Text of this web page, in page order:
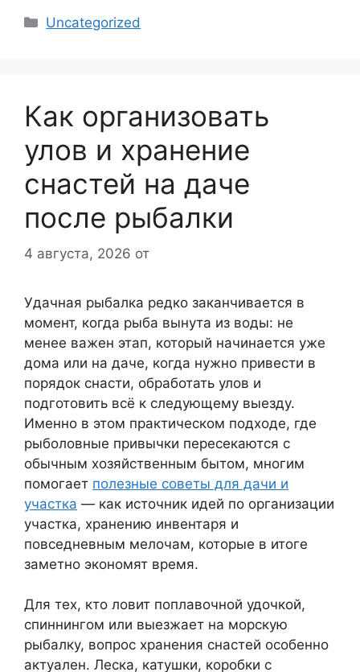
Рубрики
Uncategorized
Как организовать
улов и хранение
снастей на даче
после рыбалки
4 августа, 2026 от
Удачная рыбалка редко заканчивается в
момент, когда рыба вынута из воды: не
менее важен этап, который начинается уже
дома или на даче, когда нужно привести в
порядок снасти, обработать улов и
подготовить всё к следующему выезду.
Именно в этом практическом подходе, где
рыболовные привычки пересекаются с
обычным хозяйственным бытом, многим
помогает полезные советы для дачи и
участка — как источник идей по организации
участка, хранению инвентаря и
повседневным мелочам, которые в итоге
заметно экономят время.
Для тех, кто ловит поплавочной удочкой,
спиннингом или выезжает на морскую
рыбалку, вопрос хранения снастей особенно
актуален. Леска, катушки, коробки с